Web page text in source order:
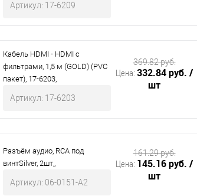
Артикул: 17-6209
Кабель HDMI - HDMI с
фильтрами, 1,5 м (GOLD) (PVC
пакет), 17-6203,
Артикул: 17-6203
Цена: 332.84 руб. /
шт
369.82 руб.
Разъём аудио, RCA под
винтSilver, 2шт,,
Артикул: 06-0151-A2
Цена: 145.16 руб. /
шт
161.29 руб.